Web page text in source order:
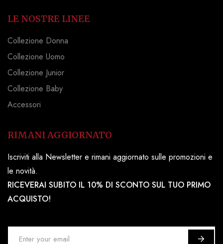
LE NOSTRE LINEE
Collezione Donna
Collezione Uomo
Collezione Junior
Collezione Baby
Accessori
RIMANI AGGIORNATO
Iscriviti alla Newsletter e rimani aggiornato sulle promozioni e
le novità.
RICEVERAI SUBITO IL 10% DI SCONTO SUL TUO PRIMO
ACQUISTO!